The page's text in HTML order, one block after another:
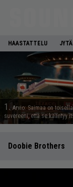
HAASTATTELU
1. Arvio: Saimaa on
suvereeni, että se kääntyy
Doobie Brothers